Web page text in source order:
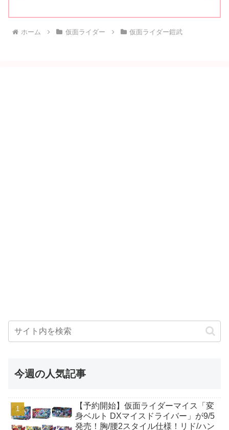
ホーム 仮面ライダー 仮面ライダー鎧武
今週の人気記事
【予約開始】仮面ライダーマイス「変
身ベルト DXマイスドライバー」が9/5
発売！胸/腰2スタイル仕様！リド/ハン